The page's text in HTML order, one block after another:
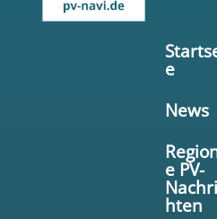
e
News
e PV-
hten